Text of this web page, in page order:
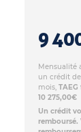
9
Mensualité
un crédit
mois,
10 275,00€
Un crédit
remboursé.